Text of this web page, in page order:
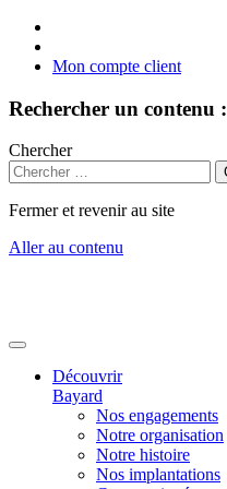
Mon compte client
Rechercher un contenu :
Chercher
Fermer et revenir au site
Aller au contenu
Découvrir
Bayard
Nos engagements
Notre organisation
Notre histoire
Nos implantations